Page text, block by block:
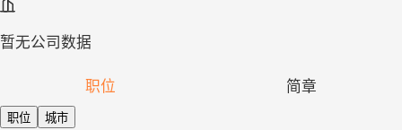
暂无公司数据
职位 简章
职位 城市